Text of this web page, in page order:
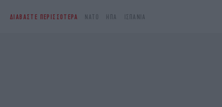
ΔΙΑΒΑΣΤΕ ΠΕΡΙΣΣΟΤΕΡΑ ΝΑΤΟ ΗΠΑ ΙΣΠΑΝΊΑ